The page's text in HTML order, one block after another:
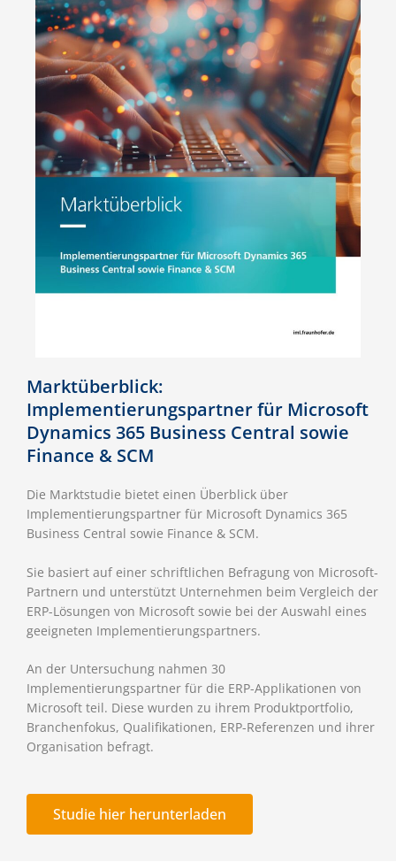
Marktüberblick:
Implementierungspartner für Microsoft
Dynamics 365 Business Central sowie
Finance & SCM
Die Marktstudie bietet einen Überblick über
Implementierungspartner für Microsoft Dynamics 365
Business Central sowie Finance & SCM.
Sie basiert auf einer schriftlichen Befragung von Microsoft-
Partnern und unterstützt Unternehmen beim Vergleich der
ERP-Lösungen von Microsoft sowie bei der Auswahl eines
geeigneten Implementierungspartners.
An der Untersuchung nahmen 30
Implementierungspartner für die ERP-Applikationen von
Microsoft teil. Diese wurden zu ihrem Produktportfolio,
Branchenfokus, Qualifikationen, ERP-Referenzen und ihrer
Organisation befragt.
Studie hier herunterladen